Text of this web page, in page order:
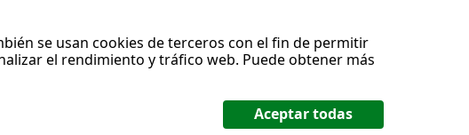
se usan cookies de terceros con el fin de permitir
el rendimiento y tráfico web. Puede obtener más